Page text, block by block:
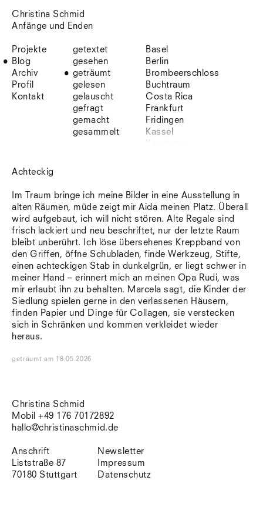
Christina Schmid
Anfänge und Enden
Projekte
Blog
Archiv
Profil
Kontakt
getextet
gesehen
geträumt
gelesen
gelauscht
gefragt
gemacht
gesammelt
Basel
Berlin
Brombeerschloss
Buchtraum
Costa Rica
Frankfurt
Fridingen
Kassel
Lio
Lissabon
NYC
Paris
Sonnenbühl
Straßburg
Stuttgart
Südtirol
Sylt
Vellexon
Venedig
Zürich
Achteckig
Im Traum bringe ich meine Bilder in eine Ausstellung in
alten Räumen, müde zeigt mir Aida meinen Platz. Überall
wird aufgebaut, ich will nicht stören. Alte Regale sind
frisch lackiert und neu beschriftet, nur der letzte Raum
bleibt unberührt. Ich löse übersehenes Kreppband von
den Griffen, öffne Schubladen, finde Werkzeug, Stifte,
einen achteckigen Stab in dunkelgrün, er liegt schwer in
meiner Hand – erinnert mich an meinen Opa Rudi, was
mir erlaubt ihn zu behalten. Marcela sagt, die Kinder der
Siedlung spielen gerne in den verlassenen Häusern,
finden Papier und Dinge für Collagen, sie verstecken
sich in Schränken und kommen verkleidet wieder
heraus.
geträumt am 18.05.2026
Christina Schmid
Mobil +49 176 70172892
hallo@christinaschmid.de
Anschrift
Liststraße 87
70180 Stuttgart
Newsletter
Impressum
Datenschutz